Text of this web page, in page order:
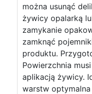
można usunąć
żywicy opalarką
zamykanie
zamknąć
produktu.
Powierzchnia
aplikacją żywicy.
warstw